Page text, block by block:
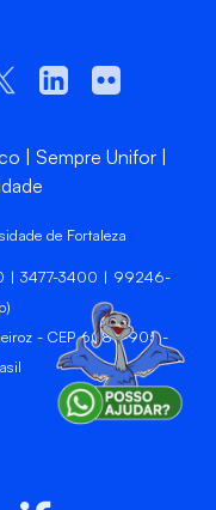
Sempre Unifor
de Fortaleza
| 3477-3400 | 99246-
- CEP 60811-905 -